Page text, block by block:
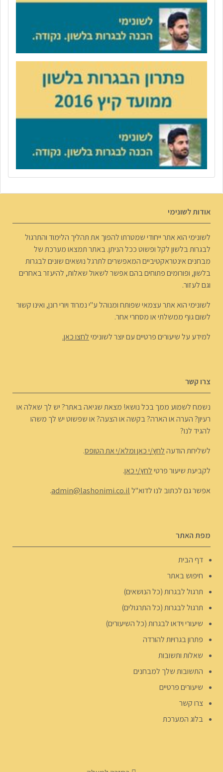
אודות לשונימי
לשונימי הוא אתר ייחודי שמטרתו להפוך את תהליך הלימוד והתרגול
לבגרות בלשון לקל ופשוט ככל הניתן. באתר תמצאו מערכת של
מבחנים אינטראקטיביים המאפשרים לתרגל נושאים שונים לבגרות
בלשון, ופורומים פתוחים בהם אפשר לשאול שאלות, להיעזר באחרים
וגם לעזור.
לשונימי הוא אתר עצמאי שפותח ומנוהל ע"י נמרוד ויורי רונן, ואינו קשור
לשום גוף ממשלתי או מסחרי אחר.
למידע על שיעורים פרטיים עם יוצר לשונימילחצו כאן.
צרו קשר
נשמח לשמוע ממך בכל נושא! מצאת שגיאה באתר? יש לך שאלה או
רעיון? הערה או הארה? בקשה או הצעה? או שפשוט יש לך משהו
להגיד לנו?
לשליחת הודעהלחץ/י כאן ומלא/י את הטופס.
לקביעת שיעור פרטילחץ/י כאן.
אפשר גם לכתוב לנו לדוא"לadmin@lashonimi.co.il
.
מפת האתר
דף הבית
חיפוש באתר
תרגול לבגרות (כל הנושאים)
תרגול לבגרות (כל התרגולים)
שיעורי וידאו לבגרות (כל השיעורים)
פתרון בגרויות להורדה
שאלות ותשובות
התשובות שלך למבחנים
שיעורים פרטיים
צרו קשר
בלוג המערכת